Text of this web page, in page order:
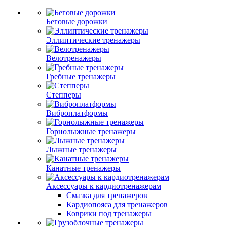
Беговые дорожки
Эллиптические тренажеры
Велотренажеры
Гребные тренажеры
Степперы
Виброплатформы
Горнолыжные тренажеры
Лыжные тренажеры
Канатные тренажеры
Аксессуары к кардиотренажерам
Смазка для тренажеров
Кардиопояса для тренажеров
Коврики под тренажеры